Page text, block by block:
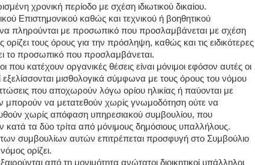
χρονική περίοδο με σχέση ιδιωτικού δικαίου.
Επιστημονικού καθώς και τεχνικού ή βοηθητικού
πληρούνται με προσωπικό που προσλαμβάνεται με σχέση
ορίζει τους όρους για την πρόσληψη, καθώς και τις ειδικότερες
το προσωπικό που προσλαμβάνεται.
που κατέχουν οργανικές θέσεις είναι μόνιμοι εφόσον αυτές οι
εξελίσσονται μισθολογικά σύμφωνα με τους όρους του νόμου
που αποχωρούν λόγω ορίου ηλικίας ή παύονται με
μπορούν να μετατεθούν χωρίς γνωμοδότηση ούτε να
χωρίς απόφαση υπηρεσιακού συμβουλίου, που
κατά τα δύο τρίτα από μόνιμους δημόσιους υπαλλήλους.
συμβουλίων αυτών επιτρέπεται προσφυγή στο Συμβούλιο
ορίζει.
από τη μονιμότητα ανώτατοι διοικητικοί υπάλληλοι